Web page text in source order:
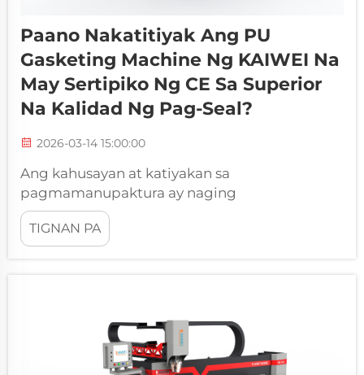
Paano Nakatitiyak Ang PU
Gasketing Machine Ng KAIWEI Na
May Sertipiko Ng CE Sa Superior
Na Kalidad Ng Pag-Seal?
2026-03-14 15:00:00
Ang kahusayan at katiyakan sa
pagmamanupaktura ay naging
napakahalagang mga isyu para sa mga
industriya na nangangailangan ng superior na
mga solusyon sa pagse-seal sa kanilang mga
parehong resulta ng mataas na kalidad
TIGNAN PA